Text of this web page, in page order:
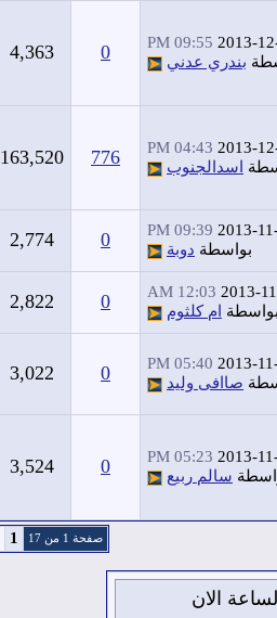
2013-
09:55 PM
بندري عدني 0
4,363
2013-
04:43 PM
اسدالجنوب 776
163,520
2013-
09:39 PM
بواسطة دوبة 0
2,774
2013-
12:03 AM
ام كلثوم 0
2,822
2013-
05:40 PM
صاافى وليد 0
3,022
2013-
05:23 PM
سالم ربيع 0
3,524
صفحة 1 من 17 1
اغسطس 2026 , الساعة الان